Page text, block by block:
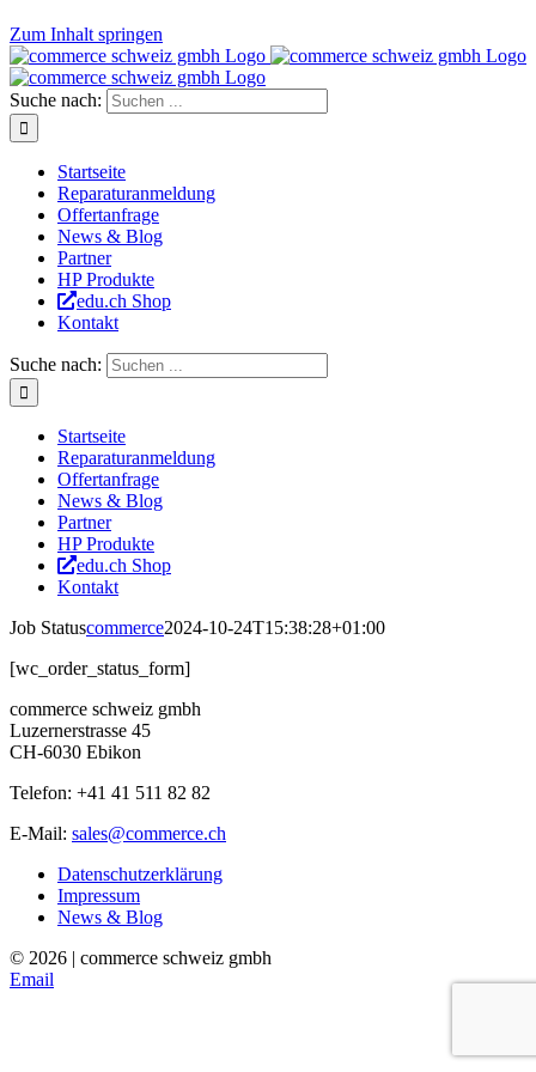
Zum Inhalt springen
Suche nach:
Startseite
Reparaturanmeldung
Offertanfrage
News & Blog
Partner
HP Produkte
edu.ch Shop
Kontakt
Suche nach:
Startseite
Reparaturanmeldung
Offertanfrage
News & Blog
Partner
HP Produkte
edu.ch Shop
Kontakt
Job Statuscommerce2024-10-24T15:38:28+01:00
[wc_order_status_form]
commerce schweiz gmbh
Luzernerstrasse 45
CH-6030 Ebikon
Telefon: +41 41 511 82 82
E-Mail: sales@commerce.ch
Datenschutzerklärung
Impressum
News & Blog
© 2026 | commerce schweiz gmbh
Email